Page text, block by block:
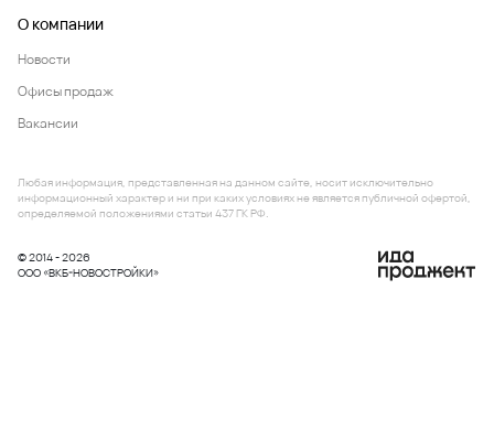
О компании
Новости
Офисы продаж
Вакансии
© 2014 - 2026
ООО «ВКБ-НОВОСТРОЙКИ»
Любая информация, представленная на данном сайте, носит исключительно
информационный характер и ни при каких условиях не является публичной офертой,
определяемой положениями статьи 437 ГК РФ.